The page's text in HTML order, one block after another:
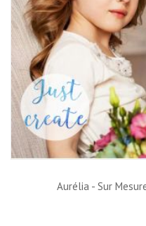
Aurélia - Sur